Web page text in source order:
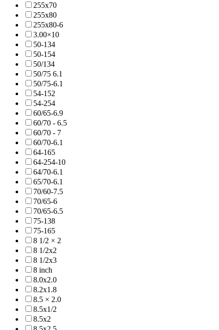
255x70
255x80
255x80-6
3.00×10
50-134
50-154
50/134
50/75 6.1
50/75-6.1
54-152
54-254
60/65-6.9
60/70 - 6.5
60/70 - 7
60/70-6.1
64-165
64-254-10
64/70-6.1
65/70-6.1
70/60-7.5
70/65-6
70/65-6.5
75-138
75-165
8 1/2 × 2
8 1/2x2
8 1/2x3
8 inch
8.0x2.0
8.2x1.8
8.5 × 2.0
8.5x1/2
8.5x2